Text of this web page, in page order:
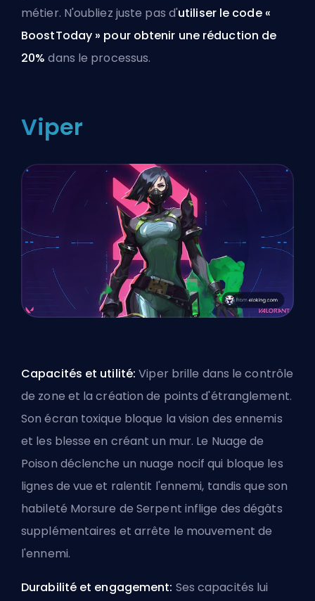
métier. N'oubliez juste pas d'utiliser le code «
BoostToday » pour obtenir une réduction de
20% dans le processus.
Viper
Capacités et utilité:Viper brille dans le contrôle
de zone et la création de points d'étranglement.
Son écran toxique bloque la vision des ennemis
et les blesse en créant un mur. Le Nuage de
Poison déclenche un nuage nocif qui bloque les
lignes de vue et ralentit l'ennemi, tandis que son
habileté Morsure de Serpent inflige des dégâts
supplémentaires et arrête le mouvement de
l'ennemi.
Durabilité et engagement: Ses capacités lui